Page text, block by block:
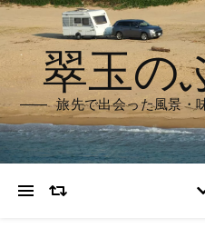
翠玉の
旅先で出会った風景・